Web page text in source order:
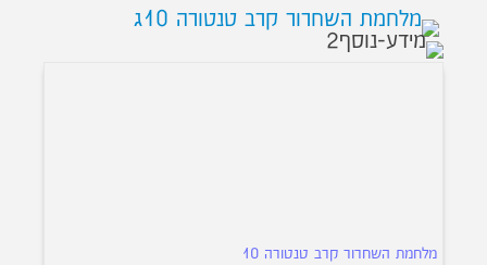
מלחמת השחרור קרב טנטורה 10